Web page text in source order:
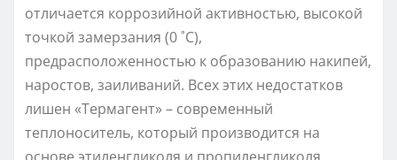
отличается коррозийной активностью, высокой
точкой замерзания (0 ˚С),
предрасположенностью к образованию накипей,
наростов, заиливаний. Всех этих недостатков
лишен «Термагент» – современный
теплоноситель, который производится на